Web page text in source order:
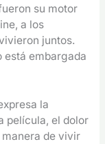
su motor
a los
juntos.
está embargada
la
película, el dolor
de vivir